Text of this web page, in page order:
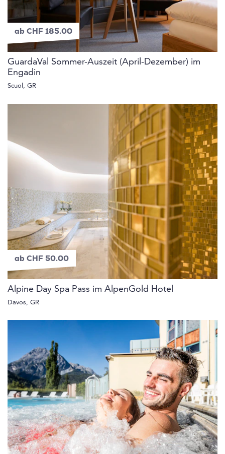
ab CHF 185.00
GuardaVal Sommer-Auszeit (April-Dezember) im
Engadin
Scuol, GR
ab CHF 50.00
Alpine Day Spa Pass im AlpenGold Hotel
Davos, GR